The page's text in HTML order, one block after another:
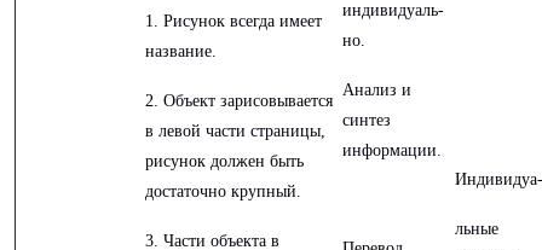
1. Рисунок всегда имеет
название.
2. Объект зарисовывается
в левой части страницы,
рисунок должен быть
достаточно крупный.
3. Части объекта в
индивидуаль-
но.
Анализ и
синтез
информации.
Индивидуа-
льные